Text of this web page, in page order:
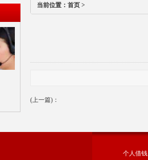
当前位置： 首页 >
(上一篇)：
个人借钱